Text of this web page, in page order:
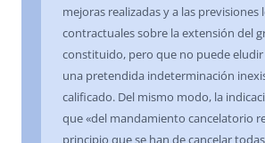
mejoras realizadas y a las previsiones
contractuales sobre la extensión del
constituido, pero que no puede
una pretendida indeterminación
calificado. Del mismo modo, la
que «del mandamiento cancelatorio